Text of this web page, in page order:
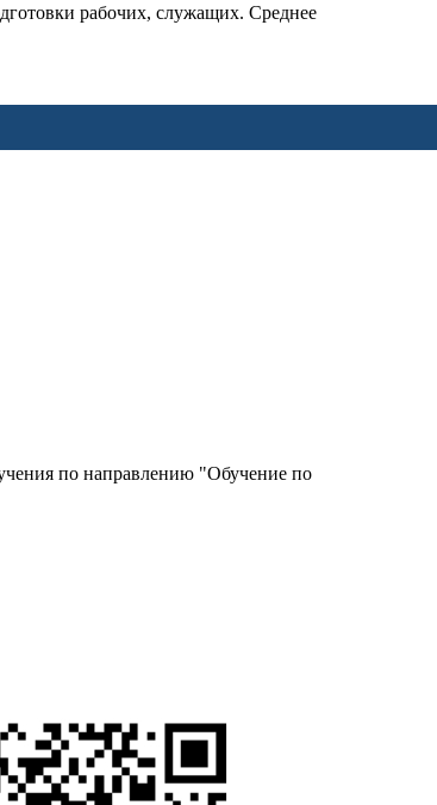
рабочих, служащих. Среднее
по направлению "Обучение по